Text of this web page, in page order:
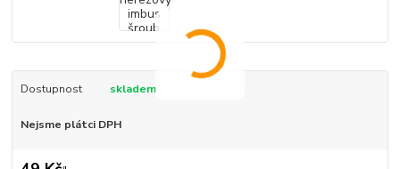
Dostupnost skladem
Nejsme plátci DPH